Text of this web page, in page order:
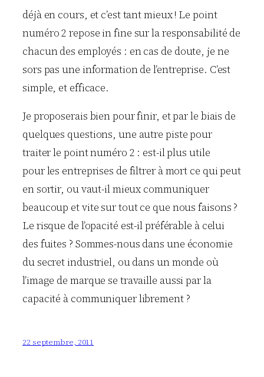
déjà en cours, et c’est tant mieux ! Le point
numéro 2 repose in fine sur la responsabilité de
chacun des employés : en cas de doute, je ne
sors pas une information de l’entreprise. C’est
simple, et efficace.
Je proposerais bien pour finir, et par le biais de
quelques questions, une autre piste pour
traiter le point numéro 2 : est-il plus utile
pour les entreprises de filtrer à mort ce qui peut
en sortir, ou vaut-il mieux communiquer
beaucoup et vite sur tout ce que nous faisons ?
Le risque de l’opacité est-il préférable à celui
des fuites ? Sommes-nous dans une économie
du secret industriel, ou dans un monde où
l’image de marque se travaille aussi par la
capacité à communiquer librement ?
22 septembre, 2011